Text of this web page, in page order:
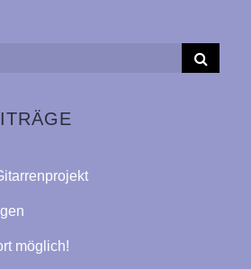
E
möglich!